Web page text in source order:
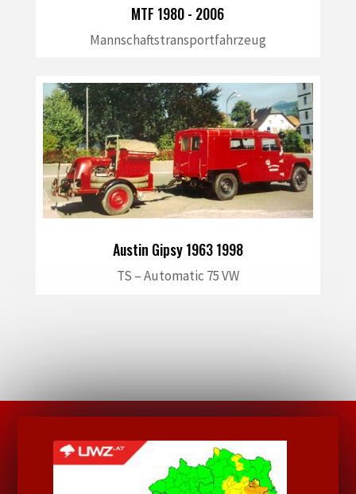
MTF 1980 - 2006
Mannschaftstransportfahrzeug
Austin Gipsy 1963 1998
TS – Automatic 75 VW